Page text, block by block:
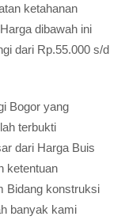
ketahanan
dibawah ini
dari Rp.55.000 s/d
Bogor yang
terbukti
dari Harga Buis
ketentuan
Bidang konstruksi
banyak kami